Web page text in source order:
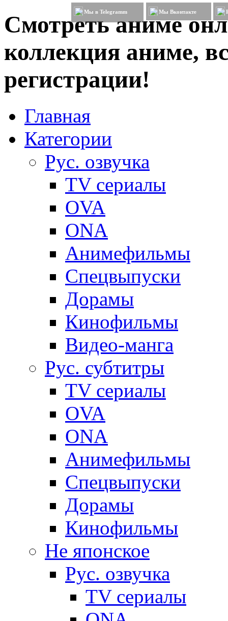
Смотреть аниме
коллекция аниме,
регистрации!
Мы в Telegramm Мы Вконтакте
Главная
Категории
Рус. озвучка
TV сериалы
OVA
ONA
Анимефильмы
Спецвыпуски
Дорамы
Кинофильмы
Видео-манга
Рус. субтитры
TV сериалы
OVA
ONA
Анимефильмы
Спецвыпуски
Дорамы
Кинофильмы
Не японское
Рус. озвучка
TV сериалы